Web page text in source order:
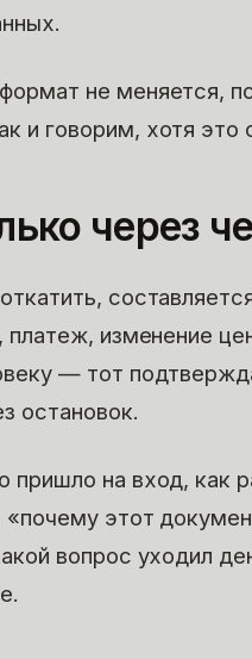
не меняется,
говорим, хотя это
через
платеж, изменение
— тот
остановок.
на вход, как
этот
вопрос уходил